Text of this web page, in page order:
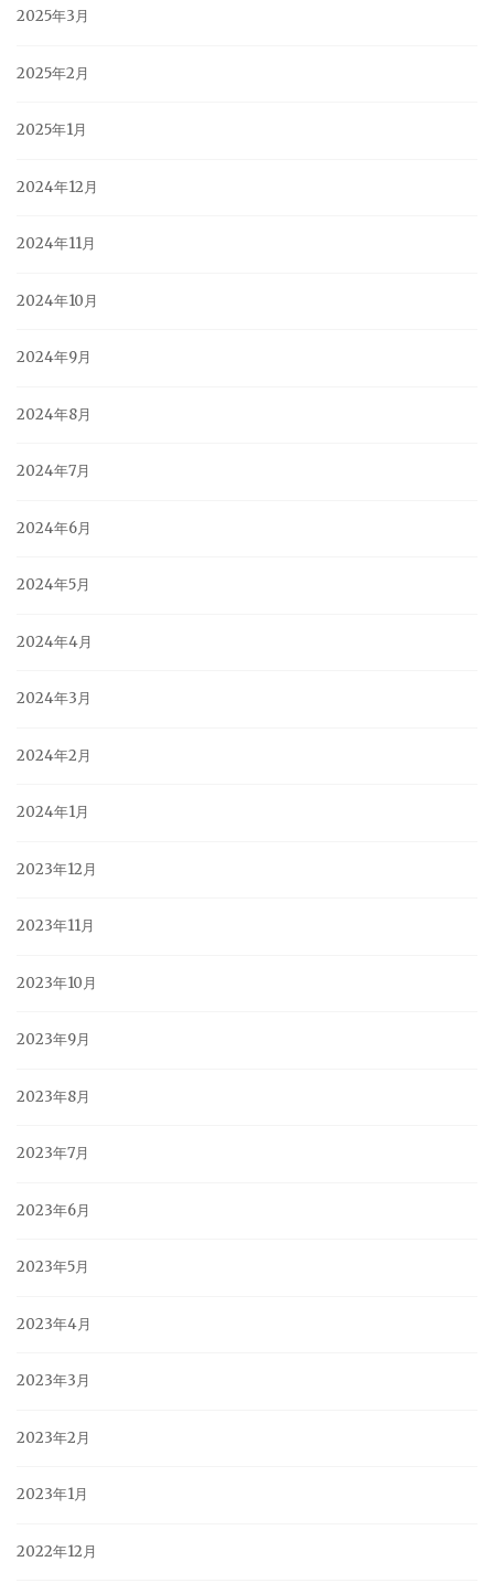
2025年3月
2025年2月
2025年1月
2024年12月
2024年11月
2024年10月
2024年9月
2024年8月
2024年7月
2024年6月
2024年5月
2024年4月
2024年3月
2024年2月
2024年1月
2023年12月
2023年11月
2023年10月
2023年9月
2023年8月
2023年7月
2023年6月
2023年5月
2023年4月
2023年3月
2023年2月
2023年1月
2022年12月